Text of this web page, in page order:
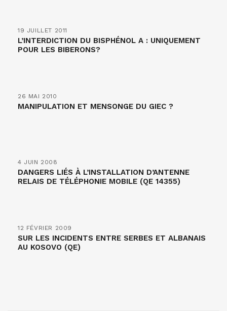
19 JUILLET 2011
L’INTERDICTION DU BISPHÉNOL A : UNIQUEMENT
POUR LES BIBERONS?
26 MAI 2010
MANIPULATION ET MENSONGE DU GIEC ?
4 JUIN 2008
DANGERS LIÉS À L’INSTALLATION D’ANTENNE
RELAIS DE TÉLÉPHONIE MOBILE (QE 14355)
12 FÉVRIER 2009
SUR LES INCIDENTS ENTRE SERBES ET ALBANAIS
AU KOSOVO (QE)